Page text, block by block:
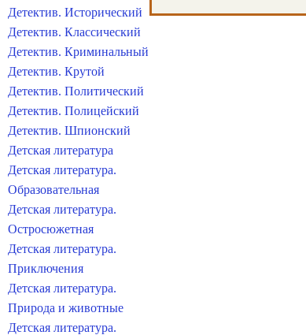
Детектив. Исторический
Детектив. Классический
Детектив. Криминальный
Детектив. Крутой
Детектив. Политический
Детектив. Полицейский
Детектив. Шпионский
Детская литература
Детская литература.
Образовательная
Детская литература.
Остросюжетная
Детская литература.
Приключения
Детская литература.
Природа и животные
Детская литература.